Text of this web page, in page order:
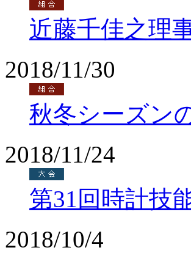
近藤千佳之理
2018/11/30
秋冬シーズン
2018/11/24
第31回時計技
2018/10/4